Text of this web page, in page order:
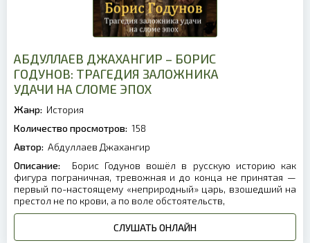
АБДУЛЛАЕВ ДЖАХАНГИР – БОРИС
ГОДУНОВ: ТРАГЕДИЯ ЗАЛОЖНИКА
УДАЧИ НА СЛОМЕ ЭПОХ
Жанр: История
Количество просмотров: 158
Автор: Абдуллаев Джахангир
Описание:
Борис Годунов вошёл в русскую историю как
фигура пограничная, тревожная и до конца не принятая —
первый по-настоящему «неприродный» царь, взошедший на
престол не по крови, а по воле обстоятельств,
СЛУШАТЬ ОНЛАЙН